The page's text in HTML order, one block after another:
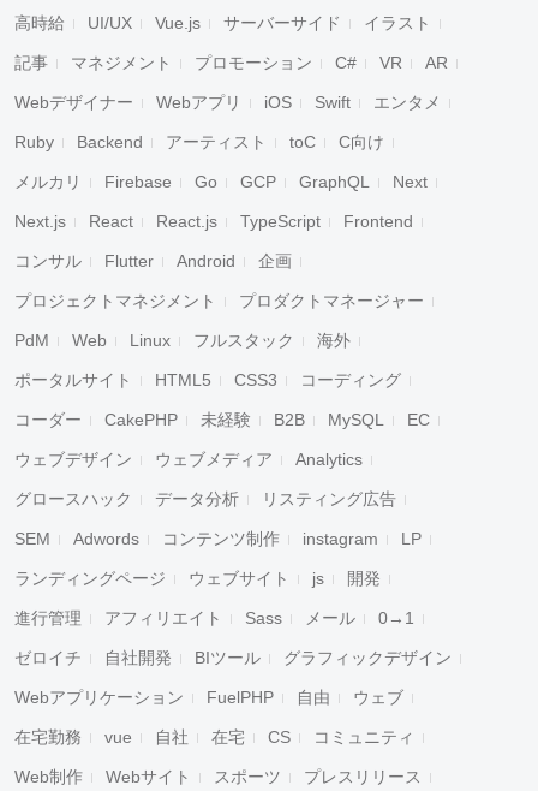
高時給 UI/UX Vue.js サーバーサイド イラスト
記事 マネジメント プロモーション C# VR AR
Webデザイナー Webアプリ iOS Swift エンタメ
Ruby Backend アーティスト toC C向け
メルカリ Firebase Go GCP GraphQL Next
Next.js React React.js TypeScript Frontend
コンサル Flutter Android 企画
プロジェクトマネジメント プロダクトマネージャー
PdM Web Linux フルスタック 海外
ポータルサイト HTML5 CSS3 コーディング
コーダー CakePHP 未経験 B2B MySQL EC
ウェブデザイン ウェブメディア Analytics
グロースハック データ分析 リスティング広告
SEM Adwords コンテンツ制作 instagram LP
ランディングページ ウェブサイト js 開発
進行管理 アフィリエイト Sass メール 0→1
ゼロイチ 自社開発 BIツール グラフィックデザイン
Webアプリケーション FuelPHP 自由 ウェブ
在宅勤務 vue 自社 在宅 CS コミュニティ
Web制作 Webサイト スポーツ プレスリリース